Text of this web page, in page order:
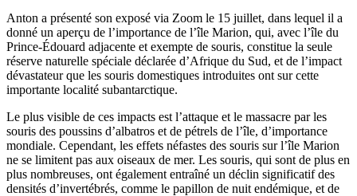
Anton a présenté son exposé via Zoom le 15 juillet, dans lequel il a
donné un aperçu de l’importance de l’île Marion, qui, avec l’île du
Prince-Édouard adjacente et exempte de souris, constitue la seule
réserve naturelle spéciale déclarée d’Afrique du Sud, et de l’impact
dévastateur que les souris domestiques introduites ont sur cette
importante localité subantarctique.
Le plus visible de ces impacts est l’attaque et le massacre par les
souris des poussins d’albatros et de pétrels de l’île, d’importance
mondiale. Cependant, les effets néfastes des souris sur l’île Marion
ne se limitent pas aux oiseaux de mer. Les souris, qui sont de plus en
plus nombreuses, ont également entraîné un déclin significatif des
densités d’invertébrés, comme le papillon de nuit endémique, et de